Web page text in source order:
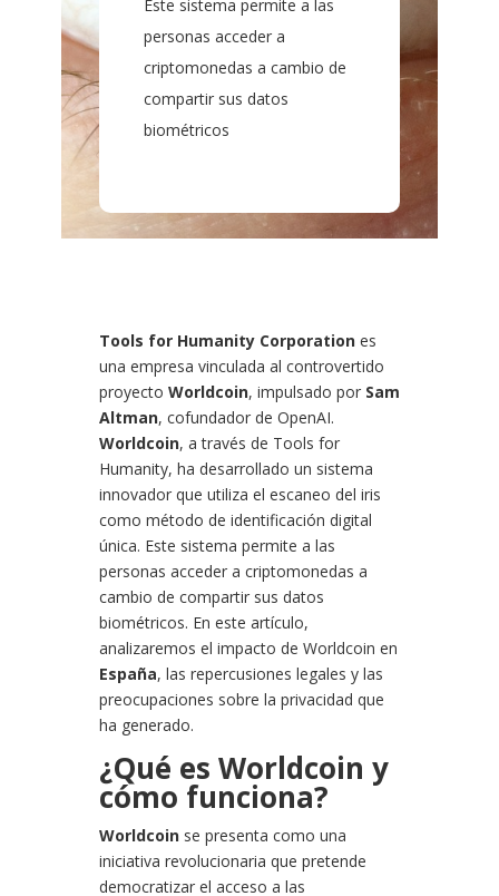
Este sistema permite a las
personas acceder a
criptomonedas a cambio de
compartir sus datos
biométricos
Tools for Humanity Corporationes
una empresa vinculada al controvertido
proyecto Worldcoin, impulsado por Sam
Altman, cofundador de OpenAI.
Worldcoin, a través de Tools for
Humanity, ha desarrollado un sistema
innovador que utiliza el escaneo del iris
como método de identificación digital
única. Este sistema permite a las
personas acceder a criptomonedas a
cambio de compartir sus datos
biométricos. En este artículo,
analizaremos el impacto de Worldcoin en
España, las repercusiones legales y las
preocupaciones sobre la privacidad que
ha generado.
¿Qué es Worldcoin y
cómo funciona?
Worldcoinse presenta como una
iniciativa revolucionaria que pretende
democratizar el acceso a las